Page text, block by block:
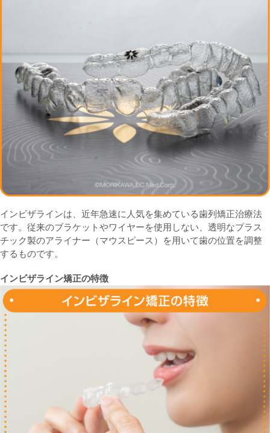
インビザラインは、近年急速に人気を集めている歯列矯正治療法
です。従来のブラケットやワイヤーを使用しない、透明なプラス
チック製のアライナー（マウスピース）を用いて歯の位置を調整
するものです。
インビザライン矯正の特徴